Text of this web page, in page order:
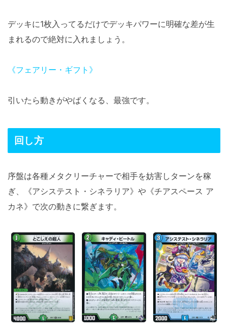
デッキに1枚入ってるだけでデッキパワーに明確な差が生
まれるので絶対に入れましょう。
《フェアリー・ギフト》
引いたら動きがやばくなる、最強です。
回し方
序盤は各種メタクリーチャーで相手を妨害しターンを稼
ぎ、《アシステスト・シネラリア》や《チアスペース ア
カネ》で次の動きに繋ぎます。